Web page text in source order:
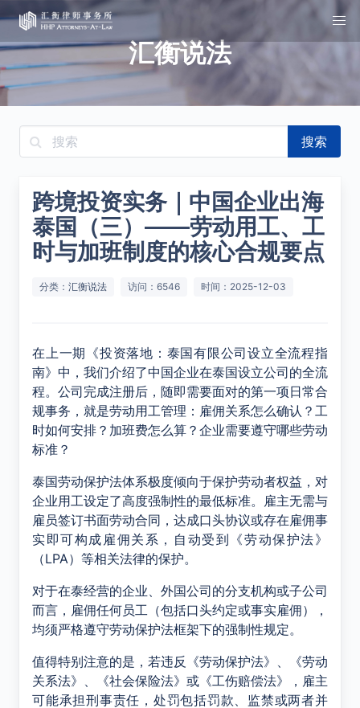
汇衡说法
搜索
跨境投资实务｜中国企业出海
泰国（三）——劳动用工、工
时与加班制度的核心合规要点
分类： 汇衡说法 访问：6546 时间：2025-12-03
在上一期《投资落地：泰国有限公司设立全流程指
南》中，我们介绍了中国企业在泰国设立公司的全流
程。公司完成注册后，随即需要面对的第一项日常合
规事务，就是劳动用工管理：雇佣关系怎么确认？工
时如何安排？加班费怎么算？企业需要遵守哪些劳动
标准？
泰国劳动保护法体系极度倾向于保护劳动者权益，对
企业用工设定了高度强制性的最低标准。雇主无需与
雇员签订书面劳动合同，达成口头协议或存在雇佣事
实即可构成雇佣关系，自动受到《劳动保护法》
（LPA）等相关法律的保护。
对于在泰经营的企业、外国公司的分支机构或子公司
而言，雇佣任何员工（包括口头约定或事实雇佣），
均须严格遵守劳动保护法框架下的强制性规定。
值得特别注意的是，若违反《劳动保护法》、《劳动
关系法》、《社会保险法》或《工伤赔偿法》，雇主
可能承担刑事责任，处罚包括罚款、监禁或两者并